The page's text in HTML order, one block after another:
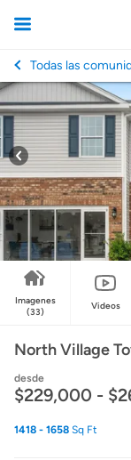
Todas las
Imagenes
(33)
Videos
North Village
desde
$229,000 -
1418 - 1658 Sq Ft